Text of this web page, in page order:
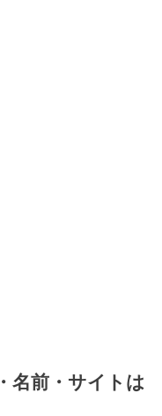
名前・サイトは